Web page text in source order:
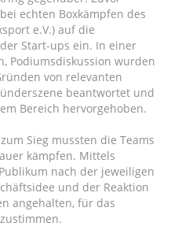
echten Boxkämpfen des
e.V.) auf die
Start-ups ein. In einer
Podiumsdiskussion wurden
von relevanten
beantwortet und
Bereich hervorgehoben.
Sieg mussten die Teams
kämpfen. Mittels
nach der jeweiligen
und der Reaktion
angehalten, für das